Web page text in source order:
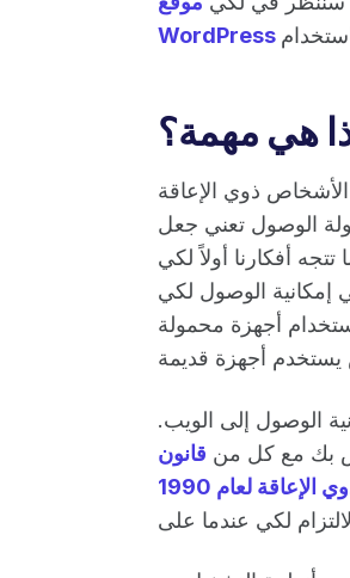
هي مهمة؟
ذوي الإعاقة
الوصول تعني جعل
أفكارنا أولاً لكي
إمكانية الوصول لكي
أجهزة محمولة
الوصول إلى الويب.
بك مع كل من قانون
الإعاقة لعام 1990